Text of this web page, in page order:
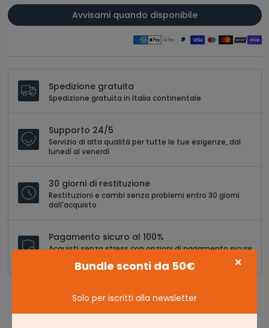
Avvisami quando disponibile
Spedizione gratuita
Spedizione gratuita in Italia continentale
Supporto 24/5
Servizio di alta qualità per tutte le tue esigenze, dal
lunedì al venerdì
30 giorni di restituzione
Restituzioni e cambi senza problemi entro 30 giorni
dall'acquisto
Pagamento sicuro al 100%
Acquisti senza stress con opzioni di pagamento sicure
×
Bundle sconti da 50€
Solo per iscritti alla newsletter